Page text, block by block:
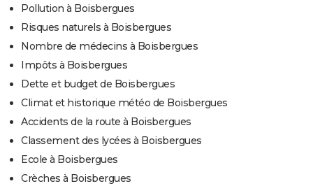
Pollution à Boisbergues
Risques naturels à Boisbergues
Nombre de médecins à Boisbergues
Impôts à Boisbergues
Dette et budget de Boisbergues
Climat et historique météo de Boisbergues
Accidents de la route à Boisbergues
Classement des lycées à Boisbergues
Ecole à Boisbergues
Crèches à Boisbergues